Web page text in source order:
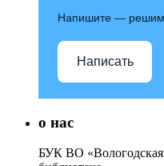
Напишите —
Написать
о нас
БУК ВО «Вологодская